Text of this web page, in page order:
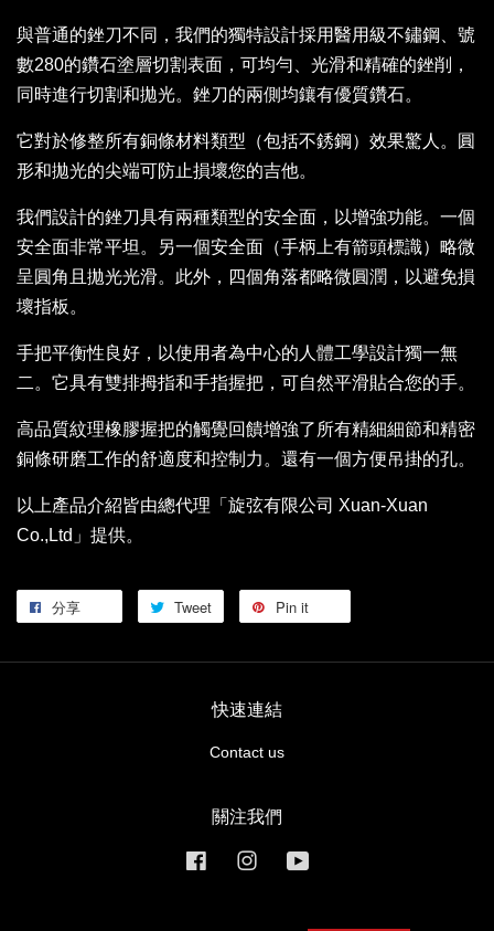
與普通的銼刀不同，我們的獨特設計採用醫用級不鏽鋼、號
數280的鑽石塗層切割表面，可均勻、光滑和精確的銼削，
同時進行切割和拋光。銼刀的兩側均鑲有優質鑽石。
它對於修整所有銅條材料類型（包括不銹鋼）效果驚人。圓
形和拋光的尖端可防止損壞您的吉他。
我們設計的銼刀具有兩種類型的安全面，以增強功能。一個
安全面非常平坦。另一個安全面（手柄上有箭頭標識）略微
呈圓角且拋光光滑。此外，四個角落都略微圓潤，以避免損
壞指板。
手把平衡性良好，以使用者為中心的人體工學設計獨一無
二。它具有雙排拇指和手指握把，可自然平滑貼合您的手。
高品質紋理橡膠握把的觸覺回饋增強了所有精細細節和精密
銅條研磨工作的舒適度和控制力。還有一個方便吊掛的孔。
以上產品介紹皆由總代理「旋弦有限公司 Xuan-Xuan
Co.,Ltd」提供。
分享 Tweet Pin it
快速連結
Contact us
關注我們
FacebookInstagram